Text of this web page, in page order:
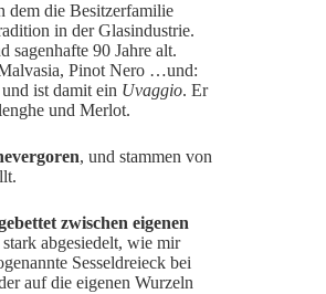
dem die Besitzerfamilie
in der Glasindustrie.
sagenhafte 90 Jahre alt.
Pinot Nero …und:
ist damit ein Uvaggio. Er
und Merlot.
, und stammen von
zwischen eigenen
abgesiedelt, wie mir
Sesseldreieck bei
auf die eigenen Wurzeln